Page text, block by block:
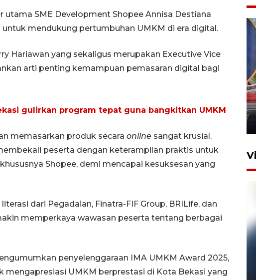
utama SME Development Shopee Annisa Destiana
mendukung pertumbuhan UMKM di era digital.
Hariawan yang sekaligus merupakan Executive Vice
arti penting kemampuan pemasaran digital bagi
gulirkan program tepat guna bangkitkan UMKM
memasarkan produk secara online sangat krusial.
peserta dengan keterampilan praktis untuk
Shopee, demi mencapai kesuksesan yang
dari Pegadaian, Finatra-FIF Group, BRILife, dan
memperkaya wawasan peserta tentang berbagai
penyelenggaraan IMA UMKM Award 2025,
mengapresiasi UMKM berprestasi di Kota Bekasi yang
Stasiun Bogor
Pelanggan Filaha Farm setia
sampai 8 tahan?